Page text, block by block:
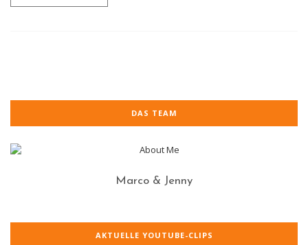
DAS TEAM
Marco & Jenny
AKTUELLE YOUTUBE-CLIPS